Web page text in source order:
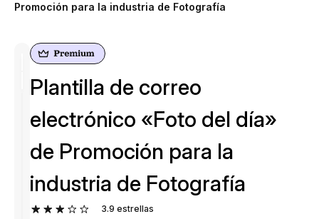
Promoción para la industria de Fotografía
Plantilla de correo
electrónico «Foto del día»
de Promoción para la
industria de Fotografía
3.9 estrellas